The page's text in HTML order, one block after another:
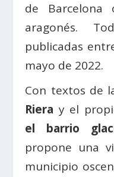
de
aragonés.
publicadas
mayo de 2022.
Con textos de
Riera y el
el barrio
propone una
municipio